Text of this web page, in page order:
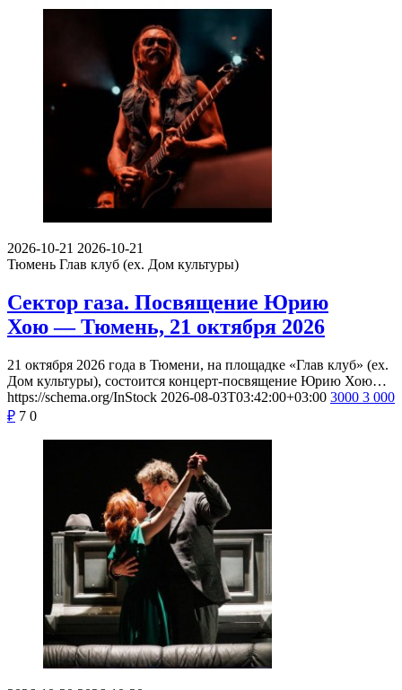
2026-10-21 2026-10-21
Тюмень Глав клуб (ex. Дом культуры)
Сектор газа. Посвящение Юрию
Хою — Тюмень, 21 октября 2026
21 октября 2026 года в Тюмени, на площадке «Глав клуб» (ex.
Дом культуры), состоится концерт-посвящение Юрию Хою…
https://schema.org/InStock 2026-08-03T03:42:00+03:00 3000 3 000
₽ 7 0